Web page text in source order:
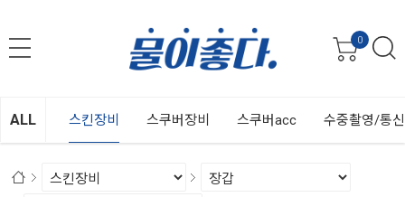
0
ALL 스킨장비 스쿠버장비 스쿠버acc 수중촬영/통